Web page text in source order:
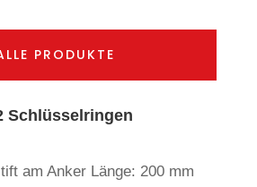
PRODUKTE
Schlüsselringen
am Anker Länge: 200 mm